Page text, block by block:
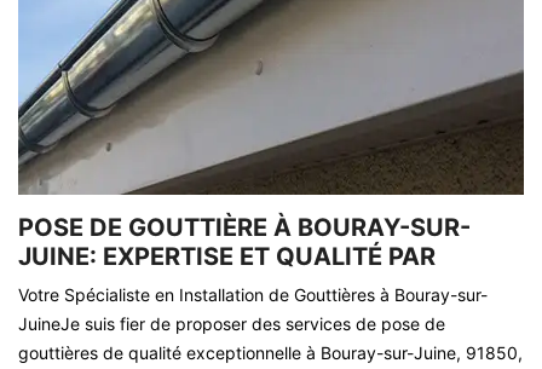
POSE DE GOUTTIÈRE À BOURAY-SUR-
JUINE: EXPERTISE ET QUALITÉ PAR
Votre Spécialiste en Installation de Gouttières à Bouray-sur-
JuineJe suis fier de proposer des services de pose de
gouttières de qualité exceptionnelle à Bouray-sur-Juine, 91850,